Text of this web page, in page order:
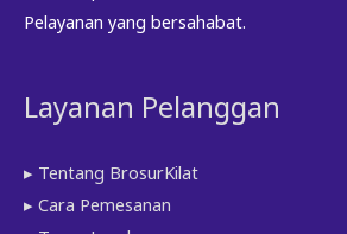
Pelayanan yang bersahabat.
Layanan Pelanggan
▸ Tentang BrosurKilat
▸ Cara Pemesanan